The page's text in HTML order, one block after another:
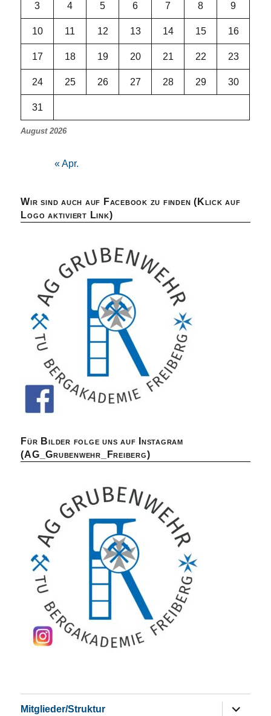
August 2026
3 4 5 6 7 8 9
10 11 12 13 14 15 16
17 18 19 20 21 22 23
24 25 26 27 28 29 30
31
« Apr.
Wir sind auch auf Facebook zu finden (Klick auf
Logo aktiviert Link)
Für Bilder folge uns auf Instagram
(AG_Grubenwehr_Freiberg)
Mitglieder/Struktur